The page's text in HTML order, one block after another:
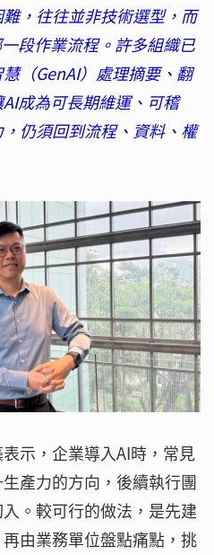
，往往並非技術選型，而
段作業流程。許多組織已
（GenAI）處理摘要、翻
成為可長期維運、可稽
仍須回到流程、資料、權
示，企業導入AI時，常見
產力的方向，後續執行團
。較可行的做法，是先建
由業務單位盤點痛點，挑